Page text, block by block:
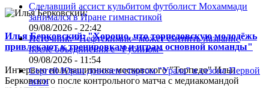
Илья Берковский: "Хорошо, что торпедовскую молодёжь
привлекают к тренировкам и играм основной команды"
Интервью полузащитника московского "Торпедо" Ильи
Берковского после контрольного матча с медиакомандой
Сделавший ассист кульбитом футболист Мохаммади
занимался в Иране гимнастикой
09/08/2026 - 22:42
Источник: «Нефтехимик» может сменить название
после объединения с «Рубином»
09/08/2026 - 11:54
Сергей Юран доволен стартом "Урала" в сезоне Первой
лиги